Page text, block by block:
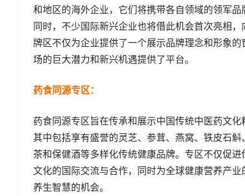
和地区的海外企业，它们将携带各自领域的领军品
同时，不少国际新兴企业也将借此机会首次亮相
牌区不仅为企业提供了一个展示品牌理念和形象
场的巨大潜力和新兴机遇提供了平台。
药食同源专区：
药食同源专区旨在传承和展示中国传统中医药文化
其中包括享有盛誉的灵芝、参茸、燕窝、铁皮石
茶和保健酒等多样化传统健康品牌。专区不仅促
文化的国际交流与合作，同时为全球健康营养产
养生智慧的机会。